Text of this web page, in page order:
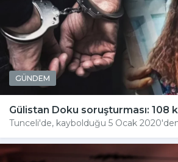
GÜNDEM
Gülistan Doku soruşturması: 108
Tunceli'de, kaybolduğu 5 Ocak